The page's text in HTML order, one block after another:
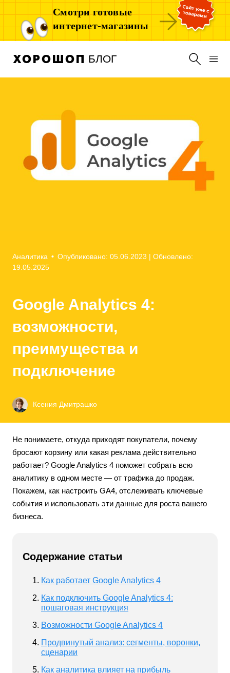
Смотри готовые
интернет-магазины
БЛОГ
Аналитика • Опубликовано: 05.06.2023 | Обновлено:
19.05.2025
Google Analytics 4:
возможности,
преимущества и
подключение
Ксения Дмитрашко
Не понимаете, откуда приходят покупатели, почему
бросают корзину или какая реклама действительно
работает? Google Analytics 4 поможет собрать всю
аналитику в одном месте — от трафика до продаж.
Покажем, как настроить GA4, отслеживать ключевые
события и использовать эти данные для роста вашего
бизнеса.
Содержание статьи
Как работает Google Analytics 4
Как подключить Google Analytics 4:
пошаговая инструкция
Возможности Google Analytics 4
Продвинутый анализ: сегменты, воронки,
сценарии
Как аналитика влияет на прибыль